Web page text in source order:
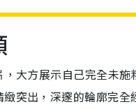
大方展示自己完全未
突出，深邃的輪廓完全